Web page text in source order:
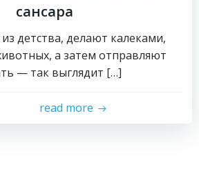
сансара
детства, делают калеками,
а затем отправляют
— так выглядит […]
read more